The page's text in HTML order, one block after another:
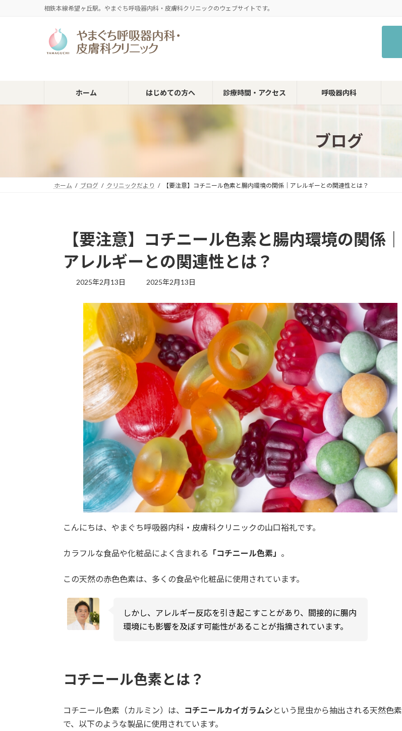
ッ
移
相鉄本線希望ヶ丘駅。やまぐち呼吸器内科・皮膚科クリニックのウェブサイトです。
ホーム はじめての方へ 診療時間・アクセス 呼吸器内科
ブログ
ホーム ブログ クリニックだより 【要注意】コチニール色素と腸内環境の関係｜アレルギーとの関連性とは？
【要注意】コチニール色素と腸内環境の関係｜
アレルギーとの関連性とは？
2025年2月13日
最
更
新
:
2025年2月13日
こんにちは、やまぐち呼吸器内科・皮膚科クリニックの山口裕礼です。
カラフルな食品や化粧品によく含まれる 「コチニール色素」 。
この天然の赤色色素は、多くの食品や化粧品に使用されています。
しかし、アレルギー反応を引き起こすことがあり、間接的に腸内
環境にも影響を及ぼす可能性があることが指摘されています。
コチニール色素とは？
コチニール色素（カルミン）は、 コチニールカイガラムシ という昆虫から抽出される天然色素
で、以下のような製品に使用されています。